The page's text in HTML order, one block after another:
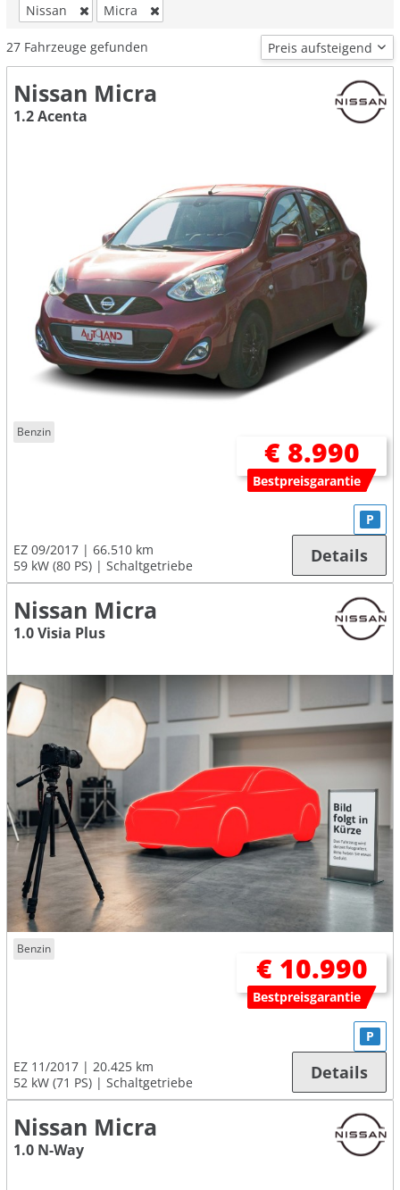
Nissan Micra
27 Fahrzeuge gefunden
Nissan Micra
1.2 Acenta
Benzin
€ 8.990
Bestpreisgarantie
EZ 09/2017
66.510 km
59 kW (80 PS)
Schaltgetriebe
P
Details
Nissan Micra
1.0 Visia Plus
Benzin
€ 10.990
Bestpreisgarantie
EZ 11/2017
20.425 km
52 kW (71 PS)
Schaltgetriebe
P
Details
Nissan Micra
1.0 N-Way